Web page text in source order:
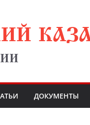
ДОКУМЕНТЫ